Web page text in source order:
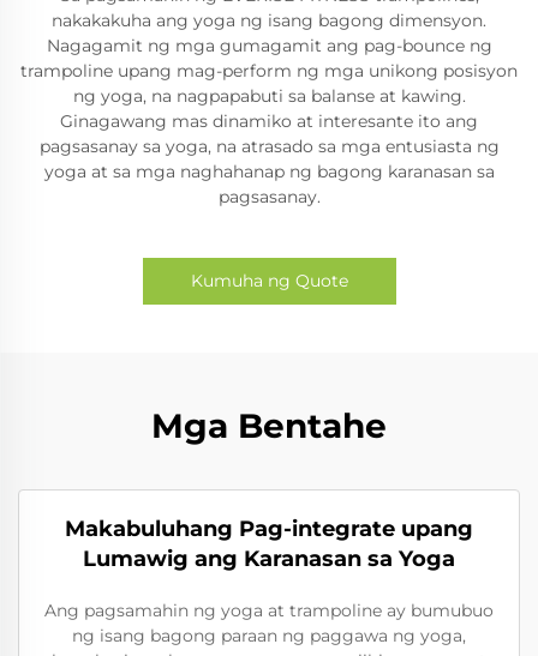
nakakakuha ang yoga ng isang bagong dimensyon.
Nagagamit ng mga gumagamit ang pag-bounce ng
trampoline upang mag-perform ng mga unikong posisyon
ng yoga, na nagpapabuti sa balanse at kawing.
Ginagawang mas dinamiko at interesante ito ang
pagsasanay sa yoga, na atrasado sa mga entusiasta ng
yoga at sa mga naghahanap ng bagong karanasan sa
pagsasanay.
Kumuha ng Quote
Mga Bentahe
Makabuluhang Pag-integrate upang
Lumawig ang Karanasan sa Yoga
Ang pagsamahin ng yoga at trampoline ay bumubuo
ng isang bagong paraan ng paggawa ng yoga,